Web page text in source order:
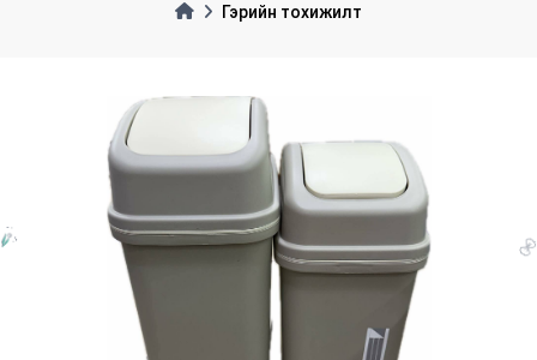
Гэрийн тохижилт